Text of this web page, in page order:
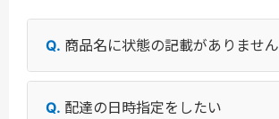
商品名に状態の記載がありません
配達の日時指定をしたい